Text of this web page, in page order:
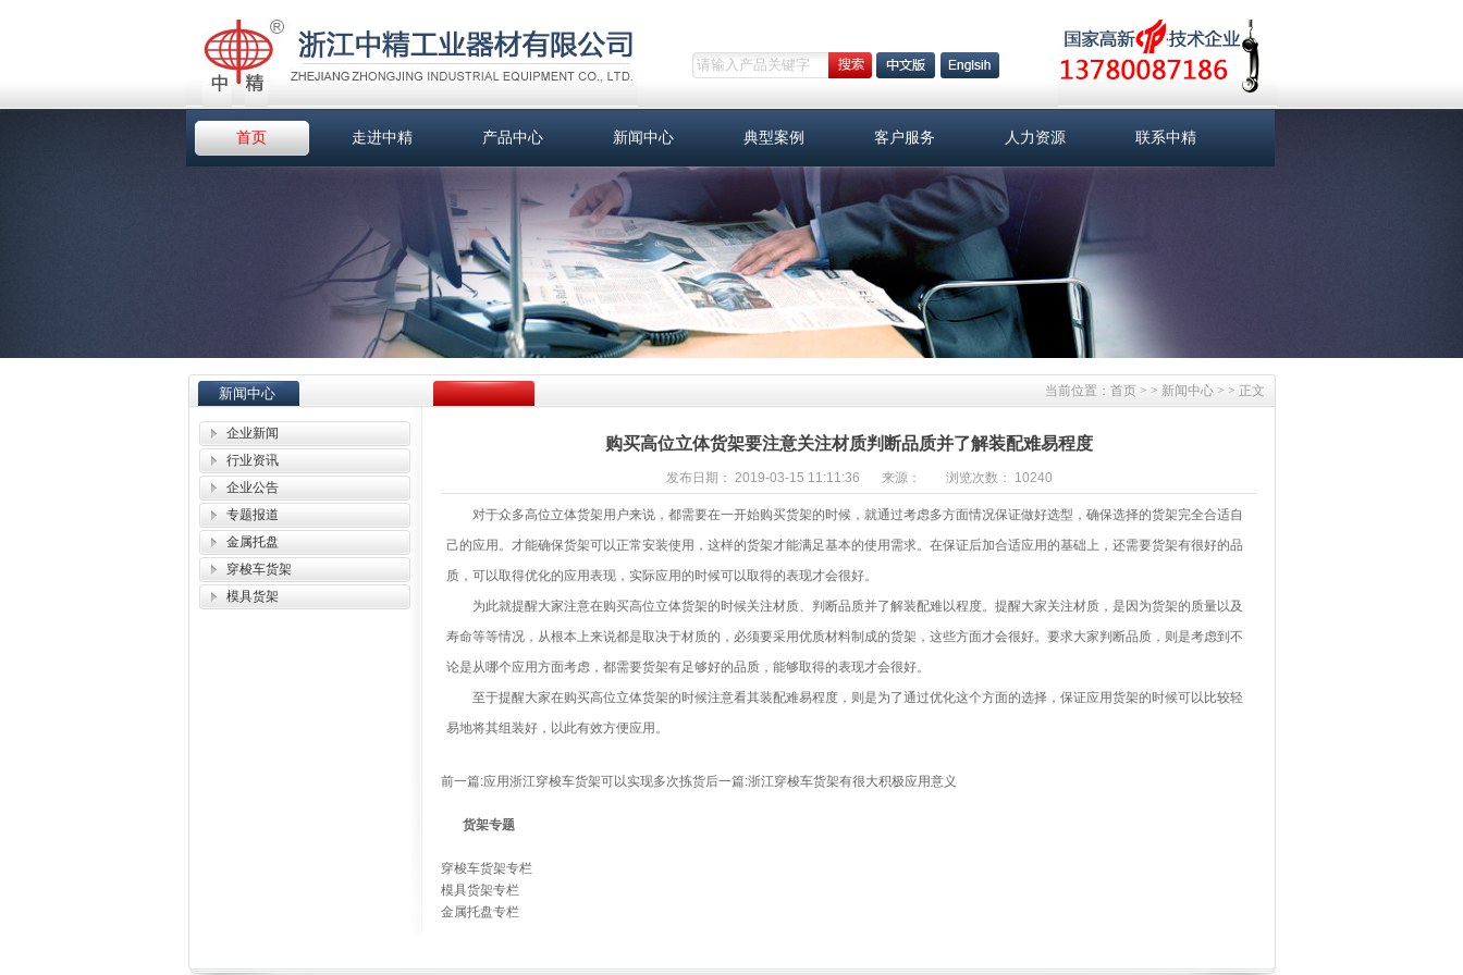
首页 走进中精 产品中心 新闻中心 典型案例 客户服务 人力资源 联系中精
新闻中心
企业新闻
行业资讯
企业公告
专题报道
金属托盘
穿梭车货架
模具货架
当前位置： 首页> > 新闻中心> > 正文
购买高位立体货架要注意关注材质判断品质并了解装配难易程度
发布日期： 2019-03-15 11:11:36 来源： 浏览次数： 10240
对于众多高位立体货架用户来说，都需要在一开始购买货架的时候，就通过考虑多方面情况保证做好选型，确保选择的货架完全合适自
己的应用。才能确保货架可以正常安装使用，这样的货架才能满足基本的使用需求。在保证后加合适应用的基础上，还需要货架有很好的品
质，可以取得优化的应用表现，实际应用的时候可以取得的表现才会很好。
为此就提醒大家注意在购买高位立体货架的时候关注材质、判断品质并了解装配难以程度。提醒大家关注材质，是因为货架的质量以及
寿命等等情况，从根本上来说都是取决于材质的，必须要采用优质材料制成的货架，这些方面才会很好。要求大家判断品质，则是考虑到不
论是从哪个应用方面考虑，都需要货架有足够好的品质，能够取得的表现才会很好。
至于提醒大家在购买高位立体货架的时候注意看其装配难易程度，则是为了通过优化这个方面的选择，保证应用货架的时候可以比较轻
易地将其组装好，以此有效方便应用。
前一篇:应用浙江穿梭车货架可以实现多次拣货后一篇:浙江穿梭车货架有很大积极应用意义
货架专题
穿梭车货架专栏
模具货架专栏
金属托盘专栏